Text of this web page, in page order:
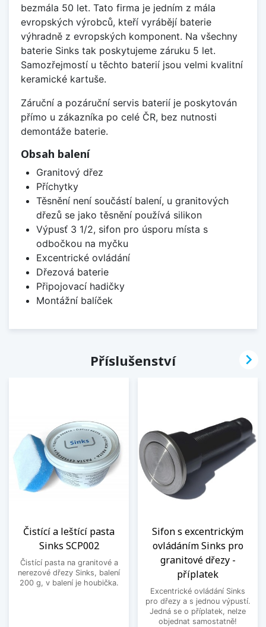
bezmála 50 let. Tato firma je jedním z mála
evropských výrobců, kteří vyrábějí baterie
výhradně z evropských komponent. Na všechny
baterie Sinks tak poskytujeme záruku 5 let.
Samozřejmostí u těchto baterií jsou velmi kvalitní
keramické kartuše.
Záruční a pozáruční servis baterií je poskytován
přímo u zákazníka po celé ČR, bez nutnosti
demontáže baterie.
Obsah balení
Granitový dřez
Příchytky
Těsnění není součástí balení, u granitových
dřezů se jako těsnění používá silikon
Výpusť 3 1/2, sifon pro úsporu místa s
odbočkou na myčku
Excentrické ovládání
Dřezová baterie
Připojovací hadičky
Montážní balíček
Příslušenství
Čistící a leštící pasta
Sinks SCP002
Čistící pasta na granitové a
nerezové dřezy Sinks, balení
200 g, v balení je houbička.
Sifon s excentrickým
ovládáním Sinks pro
granitové dřezy -
příplatek
Excentrické ovládání Sinks
pro dřezy a s jednou výpustí.
Jedná se o příplatek, nelze
objednat samostatně!
